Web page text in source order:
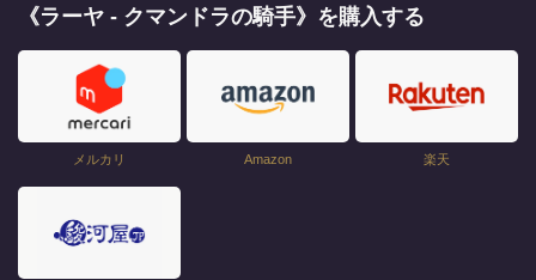
《ラーヤ - クマンドラの騎手》を購入する
メルカリ Amazon 楽天